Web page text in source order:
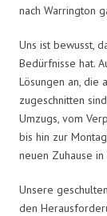
nach Warrington
Uns ist bewusst,
Bedürfnisse hat.
Lösungen an, die
zugeschnitten
Umzugs, vom
bis hin zur
neuen Zuhause in
Unsere
den